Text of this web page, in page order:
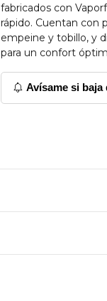
fabricados con
rápido. Cuentan con
empeine y tobillo, y
para un confort
Avísame si baja